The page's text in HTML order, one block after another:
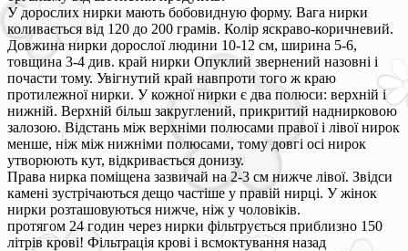
У дорослих нирки мають бобовидную форму. Вага нирки
коливається від 120 до 200 грамів. Колір яскраво-коричневий.
Довжина нирки дорослої людини 10-12 см, ширина 5-6,
товщина 3-4 див. край нирки Опуклий звернений назовні і
почасти тому. Увігнутий край навпроти того ж краю
протилежної нирки. У кожної нирки є два полюси: верхній і
нижній. Верхній більш закруглений, прикритий наднирковою
залозою. Відстань між верхніми полюсами правої і лівої нирок
менше, ніж між нижніми полюсами, тому довгі осі нирок
утворюють кут, відкривається донизу.
Права нирка поміщена зазвичай на 2-3 см нижче лівої. Звідси
камені зустрічаються дещо частіше у правій нирці. У жінок
нирки розташовуються нижче, ніж у чоловіків.
протягом 24 годин через нирки фільтрується приблизно 150
літрів крові! Фільтрація крові і всмоктування назад